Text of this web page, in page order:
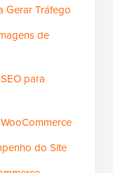
Gerar Tráfego
de
para
do Site